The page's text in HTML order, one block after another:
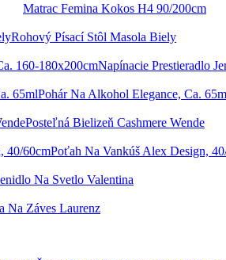
Matrac Femina Kokos H4 90/200cm
Rohový Písací Stôl Masola Biely
Napínacie Prestieradlo
Pohár Na Alkohol Elegance, Ca.
Posteľná Bielizeň Cashmere Wende
Poťah Na Vankúš Alex Design,
Na Svetlo Valentina
Na Záves Laurenz